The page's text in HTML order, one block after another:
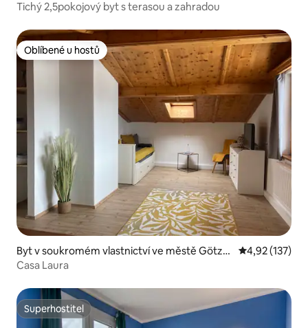
Tichý 2,5pokojový byt s terasou a zahradou
Oblíbené u hostů
Oblíbené u hostů
Byt v soukromém vlastnictví ve městě Götze
ns
Průměrné
4,92 (137)
Casa Laura
Superhostitel
Superhostitel